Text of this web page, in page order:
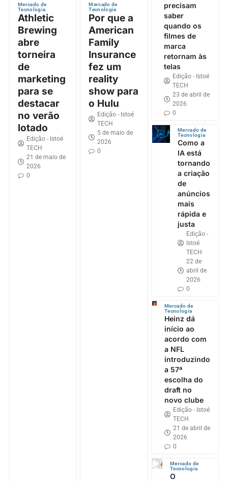
Mercado de
Tecnologia
Athletic
Brewing
abre
torneira
de
marketing
para se
destacar
no verão
lotado
Edição - Istoé
TECH
21 de maio de
2026
0
Mercado de
Tecnologia
Por que a
American
Family
Insurance
fez um
reality
show para
o Hulu
Edição - Istoé
TECH
5 de maio de
2026
0
precisam
saber
quando os
filmes de
marca
retornam às
telas
Edição - Istoé
TECH
23 de abril de
2026
0
Mercado de
Tecnologia
Como a
IA está
tornando
a criação
de
anúncios
mais
rápida e
justa
Edição -
Istoé
TECH
22 de
abril de
2026
0
Mercado de
Tecnologia
Heinz dá
início ao
acordo com
a NFL
introduzindo
a 57ª
escolha do
draft no
novo clube
Edição - Istoé
TECH
21 de abril de
2026
0
Mercado de
Tecnologia
O